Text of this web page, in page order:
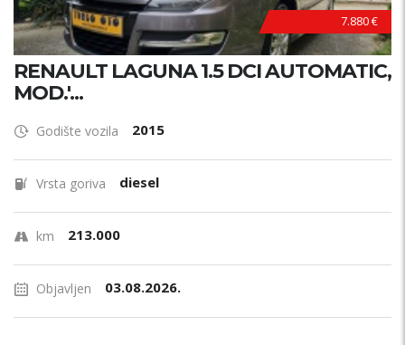
7.880 €
RENAULT LAGUNA 1.5 DCI AUTOMATIC,
MOD.'...
Godište vozila 2015
Vrsta goriva diesel
km 213.000
Objavljen 03.08.2026.